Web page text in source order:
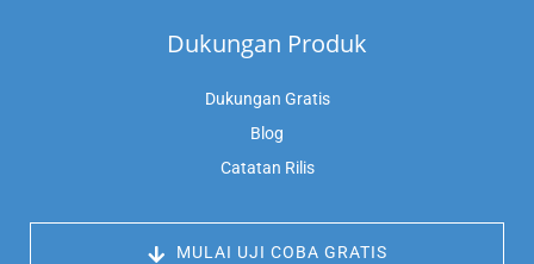
Dukungan Produk
Dukungan Gratis
Blog
Catatan Rilis
MULAI UJI COBA GRATIS